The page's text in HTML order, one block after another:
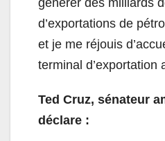
générer des milliards
d’exportations de
et je me réjouis
terminal d’exportation
Ted Cruz, sénateur
déclare :